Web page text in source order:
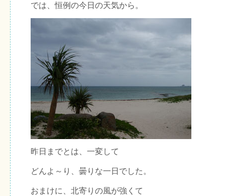
では、恒例の今日の天気から。
昨日までとは、一変して
どんよ～り、曇りな一日でした。
おまけに、北寄りの風が強くて